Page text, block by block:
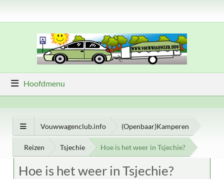
Hoofdmenu
Vouwwagenclub.info (Openbaar)Kamperen
Reizen Tsjechie Hoe is het weer in Tsjechie?
Hoe is het weer in Tsjechie?